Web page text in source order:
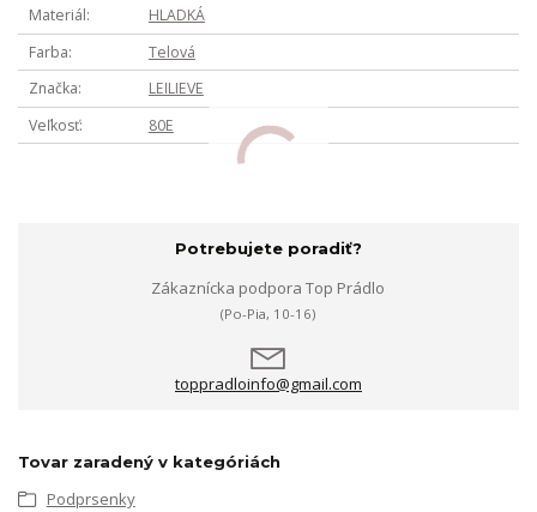
Materiál
HLADKÁ
Farba
Telová
Značka
LEILIEVE
Veľkosť
80E
Potrebujete poradiť?
Zákaznícka podpora Top Prádlo
(Po-Pia, 10-16)
toppradloinfo@gmail.com
Tovar zaradený v kategóriách
Podprsenky